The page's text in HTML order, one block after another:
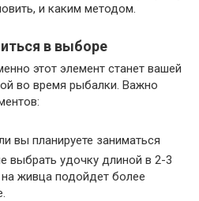
и каким методом.
в выборе
этот элемент станет вашей
во время рыбалки. Важно
вы планируете заниматься
выбрать удочку длиной в 2-3
живца подойдет более